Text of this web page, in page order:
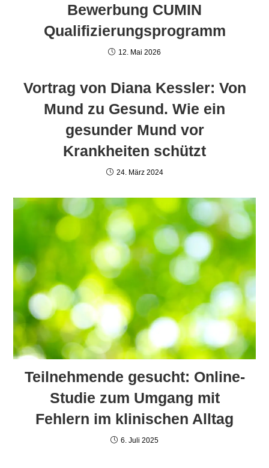
Bewerbung CUMIN
Qualifizierungsprogramm
12. Mai 2026
Vortrag von Diana Kessler: Von
Mund zu Gesund. Wie ein
gesunder Mund vor
Krankheiten schützt
24. März 2024
Teilnehmende gesucht: Online-
Studie zum Umgang mit
Fehlern im klinischen Alltag
6. Juli 2025